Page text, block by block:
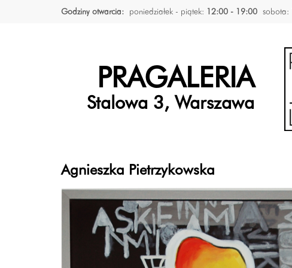
Godziny otwarcia: poniedziałek - piątek: 12:00 - 19:00 sobota:
PRAGALERIA
Stalowa 3, Warszawa
Agnieszka Pietrzykowska